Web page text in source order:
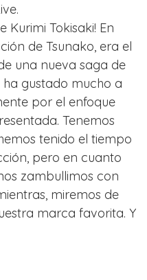
Kurimi Tokisaki! En
de Tsunako, era el
una nueva saga de
ha gustado mucho a
por el enfoque
Tenemos
tenido el tiempo
pero en cuanto
zambullimos con
miremos de
marca favorita. Y